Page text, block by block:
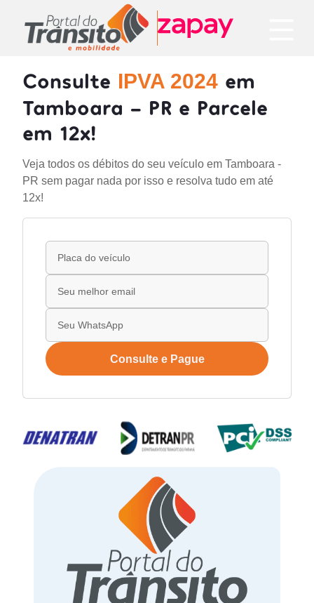
Consulte IPVA 2024 em
Tamboara - PR e Parcele
em 12x!
Veja todos os débitos do seu veículo em Tamboara -
PR sem pagar nada por isso e resolva tudo em até
12x!
Consulte e Pague